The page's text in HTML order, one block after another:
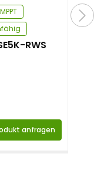
RWS
anfragen